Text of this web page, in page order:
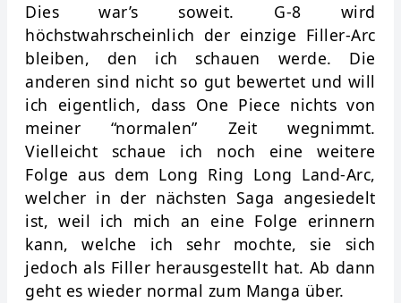
Dies war’s soweit. G-8 wird
höchstwahrscheinlich der einzige Filler-Arc
bleiben, den ich schauen werde. Die
anderen sind nicht so gut bewertet und will
ich eigentlich, dass One Piece nichts von
meiner “normalen” Zeit wegnimmt.
Vielleicht schaue ich noch eine weitere
Folge aus dem Long Ring Long Land-Arc,
welcher in der nächsten Saga angesiedelt
ist, weil ich mich an eine Folge erinnern
kann, welche ich sehr mochte, sie sich
jedoch als Filler herausgestellt hat. Ab dann
geht es wieder normal zum Manga über.